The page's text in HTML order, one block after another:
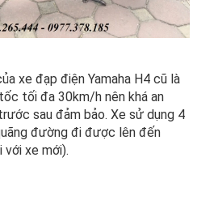
xe đạp điện Yamaha H4 cũ là
tối đa 30km/h nên khá an
sau đảm bảo. Xe sử dụng 4
đường đi được lên đến
xe mới).